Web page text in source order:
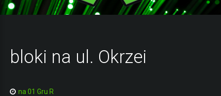
bloki na ul. Okrzei
na 01 Gru R